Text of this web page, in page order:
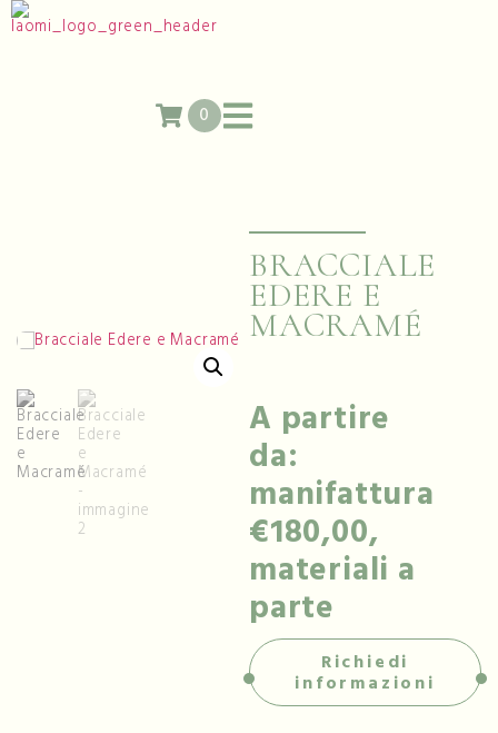
0
BRACCIALE
EDERE E
MACRAMÉ
A partire
da:
manifattura
€180,00,
materiali a
parte
Richiedi
informazioni